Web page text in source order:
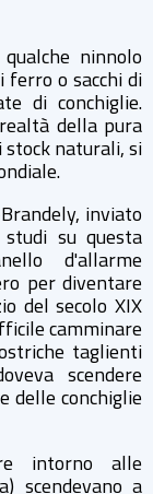
ninnolo
ferro o sacchi di
di conchiglie.
della pura
stock naturali, si
inviato
su questa
d'allarme
per diventare
del secolo XIX
camminare
taglienti
scendere
delle conchiglie
intorno alle
scendevano a